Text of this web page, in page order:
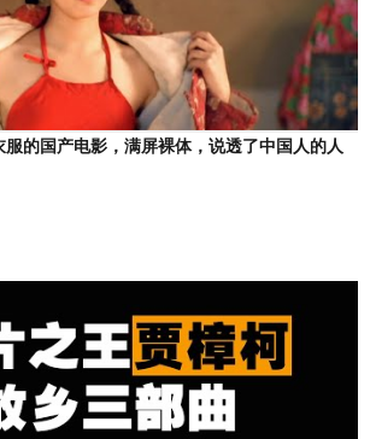
服的国产电影，满屏裸体，说透了中国人的人